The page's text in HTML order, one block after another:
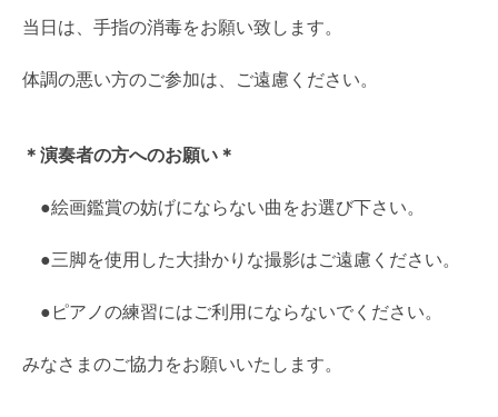
当日は、手指の消毒をお願い致します。
体調の悪い方のご参加は、ご遠慮ください。
＊演奏者の方へのお願い＊
●絵画鑑賞の妨げにならない曲をお選び下さい。
●三脚を使用した大掛かりな撮影はご遠慮ください。
●ピアノの練習にはご利用にならないでください。
みなさまのご協力をお願いいたします。